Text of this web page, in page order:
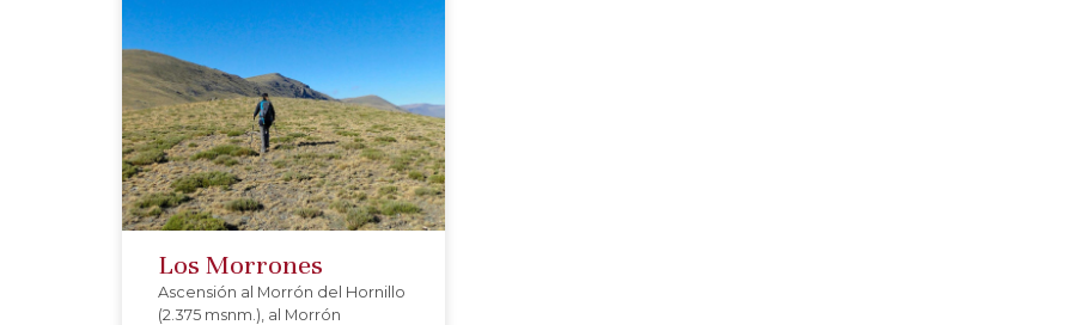
Los Morrones
Ascensión al Morrón del Hornillo
(2.375 msnm.), al Morrón